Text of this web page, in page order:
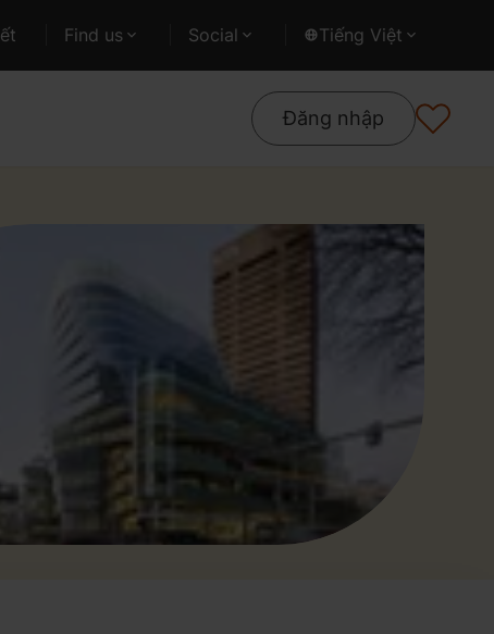
Find us Social Tiếng Việt
Đăng nhập